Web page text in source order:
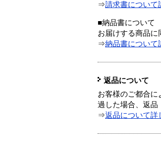
⇒請求書について
■納品書について
お届けする商品に
⇒納品書について
返品について
お客様のご都合に
過した場合、返品
⇒返品について詳